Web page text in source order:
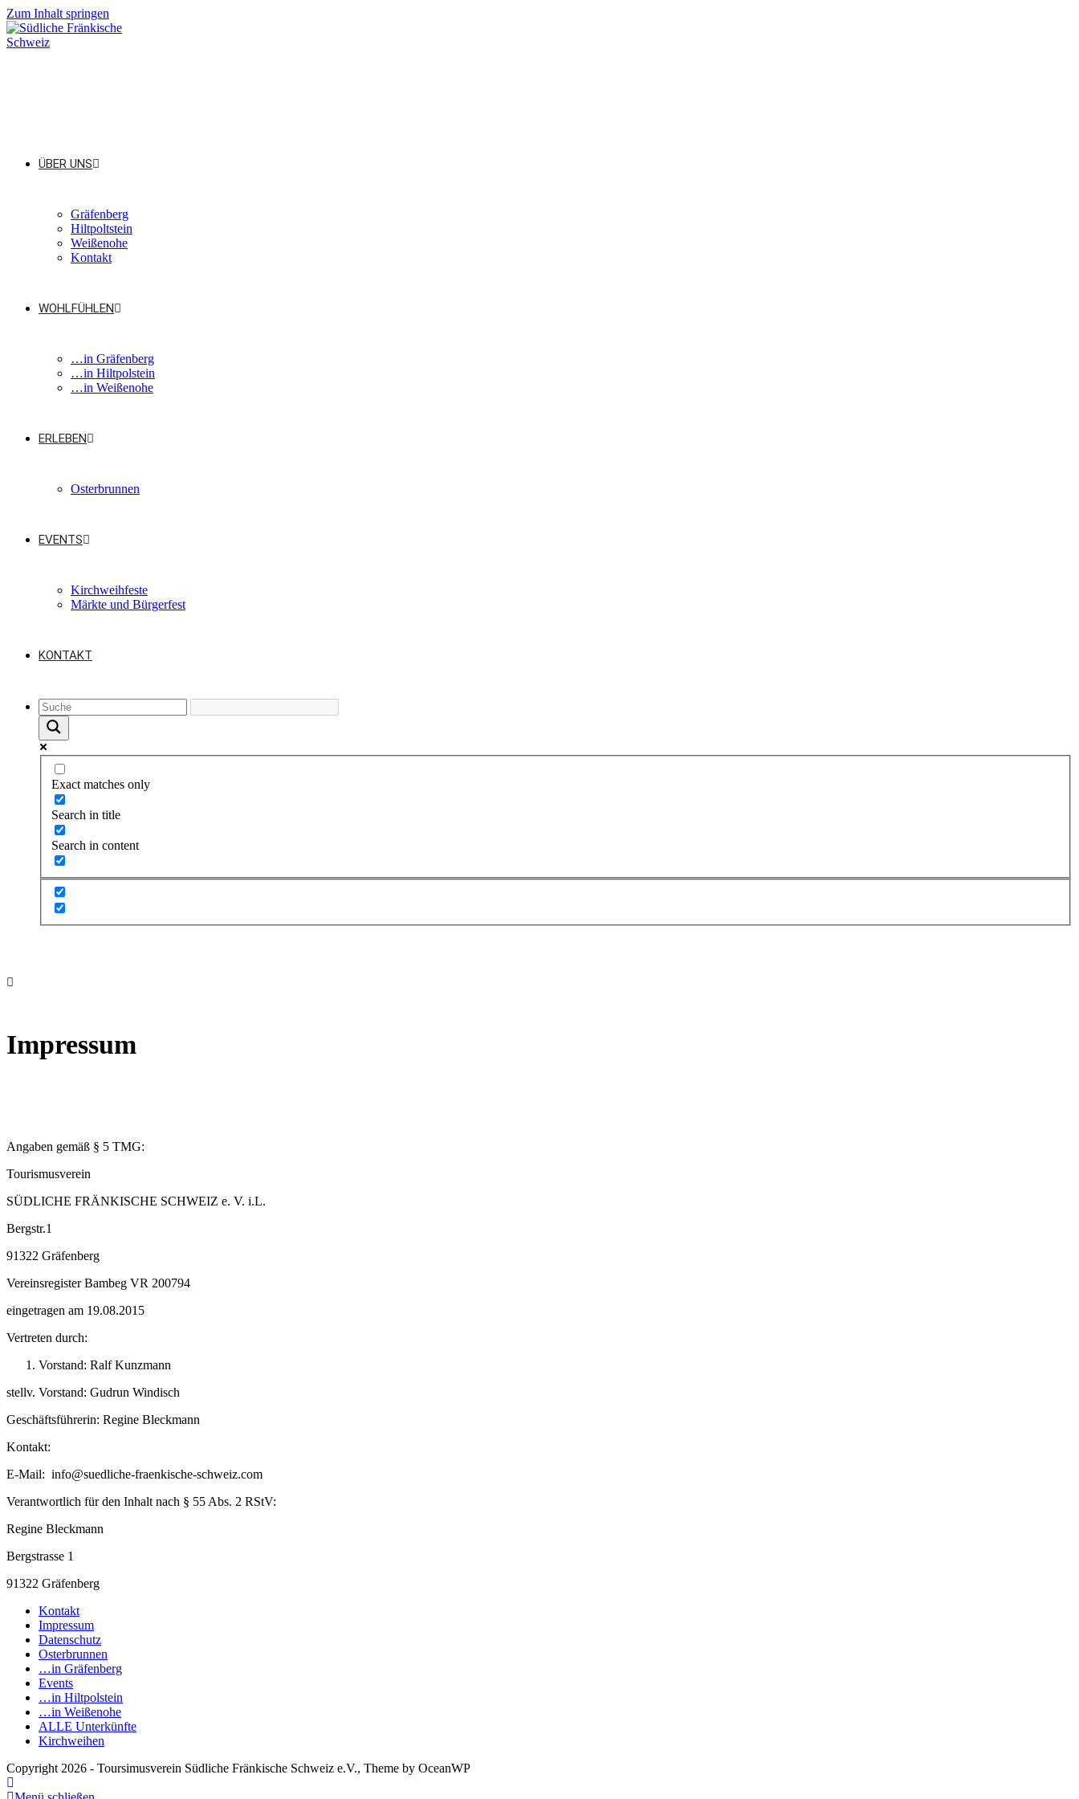
Zum Inhalt springen
ÜBER UNS
Gräfenberg
Hiltpoltstein
Weißenohe
Kontakt
WOHLFÜHLEN
…in Gräfenberg
…in Hiltpolstein
…in Weißenohe
ERLEBEN
Osterbrunnen
EVENTS
Kirchweihfeste
Märkte und Bürgerfest
KONTAKT
Exact matches only
Search in title
Search in content
Impressum
Angaben gemäß § 5 TMG:
Tourismusverein
SÜDLICHE FRÄNKISCHE SCHWEIZ e. V. i.L.
Bergstr.1
91322 Gräfenberg
Vereinsregister Bambeg VR 200794
eingetragen am 19.08.2015
Vertreten durch:
Vorstand: Ralf Kunzmann
stellv. Vorstand: Gudrun Windisch
Geschäftsführerin: Regine Bleckmann
Kontakt:
E-Mail: info@suedliche-fraenkische-schweiz.com
Verantwortlich für den Inhalt nach § 55 Abs. 2 RStV:
Regine Bleckmann
Bergstrasse 1
91322 Gräfenberg
Kontakt
Impressum
Datenschutz
Osterbrunnen
…in Gräfenberg
Events
…in Hiltpolstein
…in Weißenohe
ALLE Unterkünfte
Kirchweihen
Copyright 2026 - Toursimusverein Südliche Fränkische Schweiz e.V., Theme by OceanWP